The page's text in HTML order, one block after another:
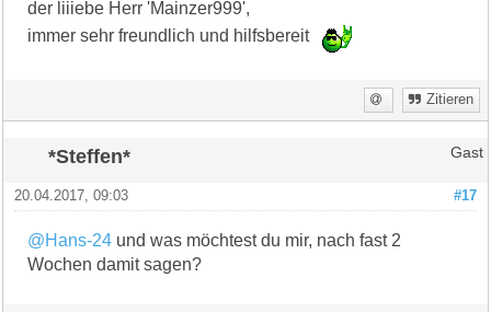
der liiiebe Herr 'Mainzer999',
immer sehr freundlich und hilfsbereit
Zitieren
*Steffen* Gast
#17
20.04.2017, 09:03
@Hans-24 und was möchtest du mir, nach fast 2
Wochen damit sagen?